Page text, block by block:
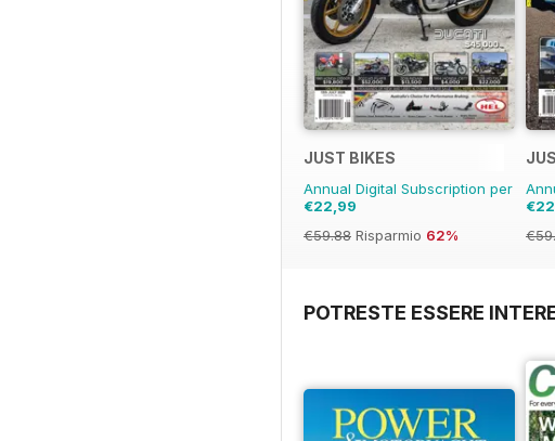
JUST BIKES
Annual Digital Subscription per
€22,99
€59.88 Risparmio 62%
POTRESTE ESSERE